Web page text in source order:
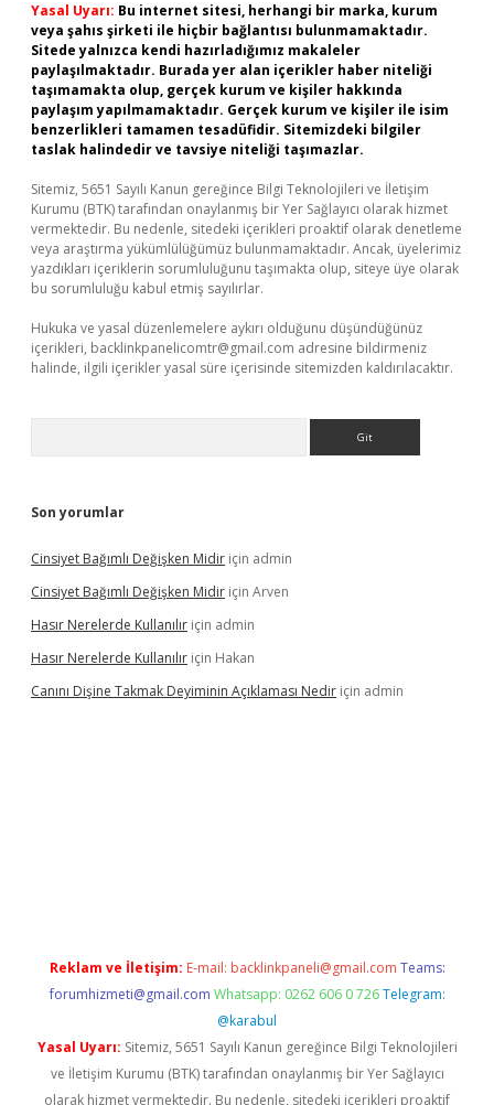
Yasal Uyarı: Bu internet sitesi, herhangi bir marka, kurum
veya şahıs şirketi ile hiçbir bağlantısı bulunmamaktadır.
Sitede yalnızca kendi hazırladığımız makaleler
paylaşılmaktadır. Burada yer alan içerikler haber niteliği
taşımamakta olup, gerçek kurum ve kişiler hakkında
paylaşım yapılmamaktadır. Gerçek kurum ve kişiler ile isim
benzerlikleri tamamen tesadüfidir. Sitemizdeki bilgiler
taslak halindedir ve tavsiye niteliği taşımazlar.
Sitemiz, 5651 Sayılı Kanun gereğince Bilgi Teknolojileri ve İletişim
Kurumu (BTK) tarafından onaylanmış bir Yer Sağlayıcı olarak hizmet
vermektedir. Bu nedenle, sitedeki içerikleri proaktif olarak denetleme
veya araştırma yükümlülüğümüz bulunmamaktadır. Ancak, üyelerimiz
yazdıkları içeriklerin sorumluluğunu taşımakta olup, siteye üye olarak
bu sorumluluğu kabul etmiş sayılırlar.
Hukuka ve yasal düzenlemelere aykırı olduğunu düşündüğünüz
içerikleri, backlinkpanelicomtr@gmail.com adresine bildirmeniz
halinde, ilgili içerikler yasal süre içerisinde sitemizden kaldırılacaktır.
Son yorumlar
Cinsiyet Bağımlı Değişken Midir için admin
Cinsiyet Bağımlı Değişken Midir için Arven
Hasır Nerelerde Kullanılır için admin
Hasır Nerelerde Kullanılır için Hakan
Canını Dişine Takmak Deyiminin Açıklaması Nedir için admin
Reklam ve İletişim: E-mail: backlinkpaneli@gmail.com Teams:
forumhizmeti@gmail.com Whatsapp: 0262 606 0 726 Telegram:
@karabul
Yasal Uyarı: Sitemiz, 5651 Sayılı Kanun gereğince Bilgi Teknolojileri
ve İletişim Kurumu (BTK) tarafından onaylanmış bir Yer Sağlayıcı
olarak hizmet vermektedir. Bu nedenle, sitedeki içerikleri proaktif